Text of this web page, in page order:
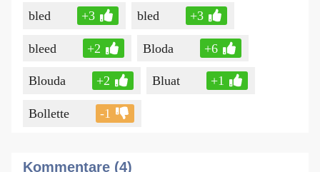
bled +3 bled +3
bleed +2 Bloda +6
Blouda +2 Bluat +1
Bollette -1
Kommentare (4)